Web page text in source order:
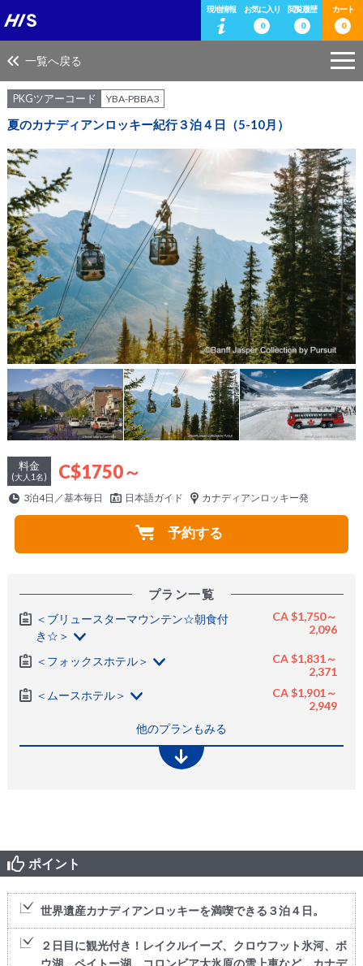
現地情報
お気に入り
0
閲覧履歴
0
カート
0
一覧へ戻る
PKGツアーコード YBA-PBBA3
夏のカナディアンロッキー紀行３泊４日（5-10月）
料金
(大人1名) C$1750～
3泊4日／基本毎日 日本語ガイド カナディアンロッキー発
予約する
プラン一覧
＜ブリュースターマウンテン☆朝食付
き☆＞
CA $1,750～
2,096
＜フォックスホテル＞
CA $1,831～
2,371
＜ムースホテル＞
CA $1,901～
2,949
他のプランもみる
ポイント
世界遺産カナディアンロッキーを満喫できる３泊４日。
２日目に観光付き！レイクルイーズ、クロウフット氷河、ボ
ウ湖、ペイトー湖、コロンビア大氷原の雪上車など、カナデ